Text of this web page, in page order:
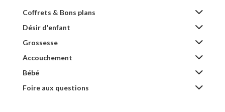
Coffrets & Bons plans
Désir d'enfant
Grossesse
Accouchement
Bébé
Foire aux questions